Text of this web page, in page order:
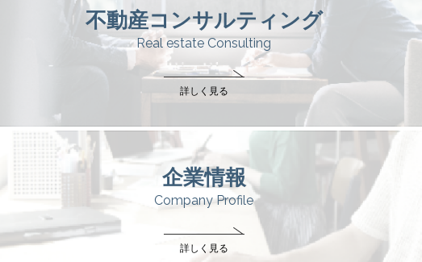
不動産コンサルティング
Real estate Consulting
詳しく見る
企業情報
Company Profile
詳しく見る